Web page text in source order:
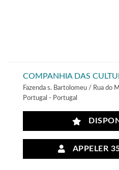
COMPANHIA DAS
Fazenda s. Bartolomeu / Rua do
Portugal - Portugal
APPELER